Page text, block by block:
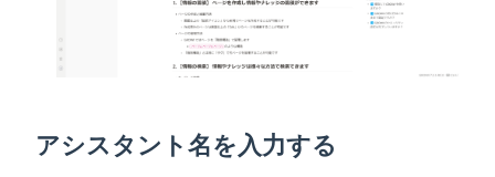
アシスタント名を入力する